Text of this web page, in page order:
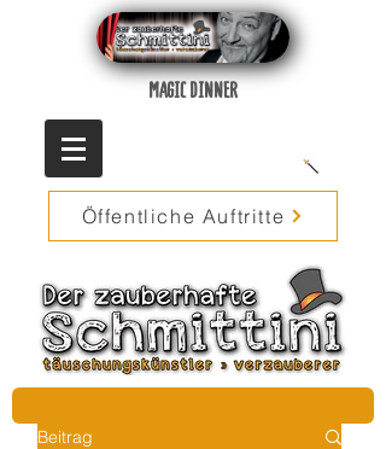
MAGIC DINNER
Öffentliche Auftritte
Beitrag